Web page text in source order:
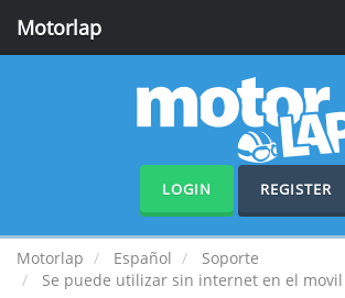
Motorlap
LOGIN REGISTER
Motorlap Español
Soporte
Se puede utilizar sin internet en el movil